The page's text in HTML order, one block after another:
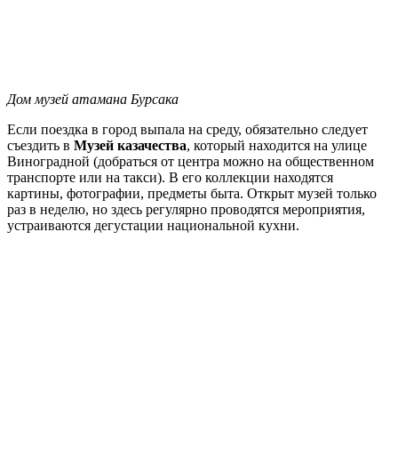
Дом музей атамана Бурсака
Если поездка в город выпала на среду, обязательно следует
съездить в Музей казачества, который находится на улице
Виноградной (добраться от центра можно на общественном
транспорте или на такси). В его коллекции находятся
картины, фотографии, предметы быта. Открыт музей только
раз в неделю, но здесь регулярно проводятся мероприятия,
устраиваются дегустации национальной кухни.